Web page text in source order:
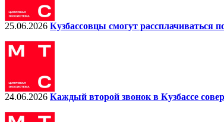
25.06.2026 Кузбассовцы смогут
24.06.2026 Каждый второй звонок в Кузбассе